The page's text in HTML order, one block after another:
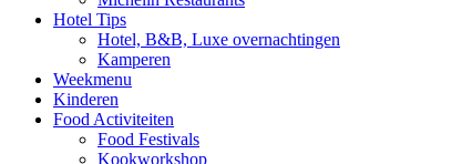
Hotel Tips
Hotel, B&B, Luxe overnachtingen
Kamperen
Weekmenu
Kinderen
Food Activiteiten
Food Festivals
Kookworkshop